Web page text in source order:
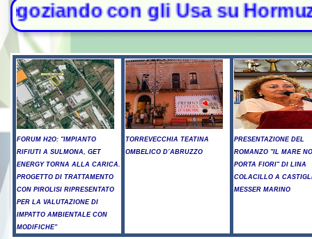
con gli Usa su Hormuz,
FORUM H2O: "IMPIANTO
RIFIUTI A SULMONA, GET
ENERGY TORNA ALLA CARICA.
PROGETTO DI TRATTAMENTO
CON PIROLISI RIPRESENTATO
PER LA VALUTAZIONE DI
IMPATTO AMBIENTALE CON
MODIFICHE"
TORREVECCHIA TEATINA
OMBELICO D’ABRUZZO
PRESENTAZIONE DEL
ROMANZO "IL MARE
PORTA FIORI" DI LINA
COLACILLO A
MESSER MARINO